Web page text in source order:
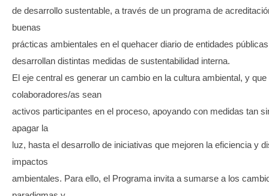
de desarrollo sustentable, a través de un programa de
buenas
prácticas ambientales en el quehacer diario de entidades
desarrollan distintas medidas de sustentabilidad interna.
El eje central es generar un cambio en la cultura ambiental, y que
colaboradores/as sean
activos participantes en el proceso, apoyando con medidas tan
apagar la
luz, hasta el desarrollo de iniciativas que mejoren la eficiencia y
impactos
ambientales. Para ello, el Programa invita a sumarse a los